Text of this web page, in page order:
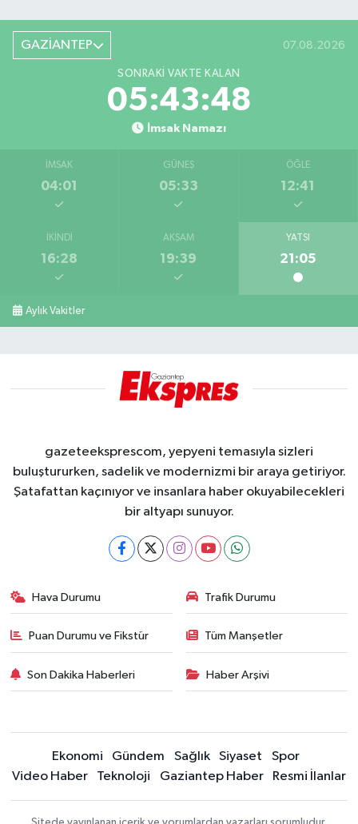
GAZİANTEP 07.08.2026
SONRAKI VAKTE KALAN
05:43:47
İmsak Namazı
İMSAK
04:01
GÜNEŞ
05:33
ÖĞLE
12:41
İKINDI
16:28
AKŞAM
19:39
YATSI
21:05
Aylık Vakitler
gazeteeksprescom, yepyeni temasıyla sizleri
buluştururken, sadelik ve modernizmi bir araya getiriyor.
Şatafattan kaçınıyor ve insanlara haber okuyabilecekleri
bir altyapı sunuyor.
Hava Durumu Trafik Durumu
Puan Durumu ve Fikstür Tüm Manşetler
Son Dakika Haberleri Haber Arşivi
Ekonomi Gündem Sağlık Siyaset
Spor
Video Haber
Teknoloji Gaziantep Haber Resmi İlanlar